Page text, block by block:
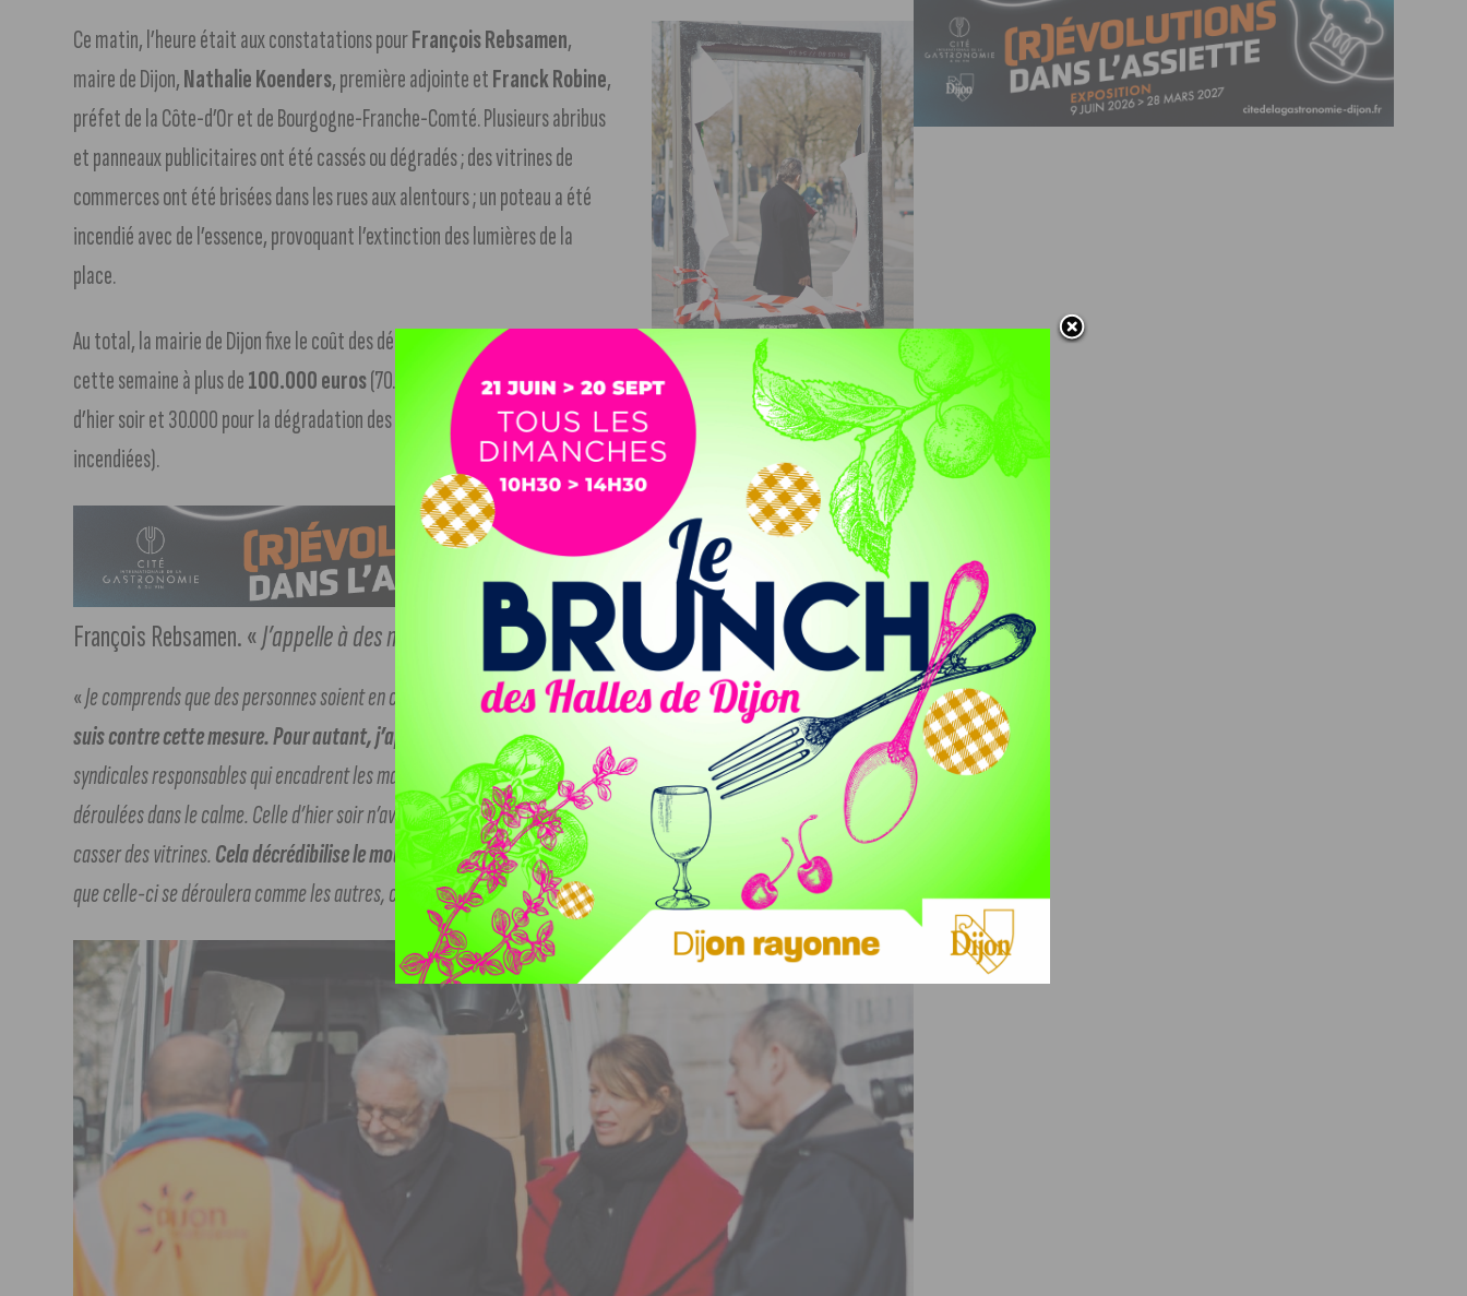
De nombreuses dégradations ont été
constatées place de la République. Crédit Photo
: Quentin SCAVARDO/J’Aime Dijon
Ce matin, l’heure était aux constatations pourFrançois Rebsamen,
maire de Dijon,Nathalie Koenders, première adjointe etFranck Robine,
préfet de la Côte-d’Or et de Bourgogne-Franche-Comté. Plusieurs abribus
et panneaux publicitaires ont été cassés ou dégradés ; des vitrines de
commerces ont été brisées dans les rues aux alentours ; un poteau a été
incendié avec de l’essence, provoquant l’extinction des lumières de la
place.
Au total, la mairie de Dijon fixe le coût des dégâts des manifestations de
cette semaine à plus de100.000 euros(70.000 pour la manifestation
d’hier soir et 30.000 pour la dégradation des grilles de la mairie qui ont été
incendiées).
François Rebsamen. «J’appelle à des manifestations pacifiques »
«Je comprends que des personnes soient en colère et n’acceptent pas la procédure qui s’est déroulée.Moi-même, je
suis contre cette mesure. Pour autant, j’appelle à des manifestations pacifiques
, faites par des organisations
syndicales responsables qui encadrent les manifestants. Toutes les manifestations de ces derniers temps se sont
déroulées dans le calme. Celle d’hier soir n’avait qu’un seul but : détruire le mobilier urbain, agresser les gens et
casser des vitrines.Cela décrédibilise le mouvement.Ce jeudi, il y aura une manifestation intersyndicale, et je pense
que celle-ci se déroulera comme les autres, c’est-à-dire dans le calme et le respect« , souligne François Rebsamen.